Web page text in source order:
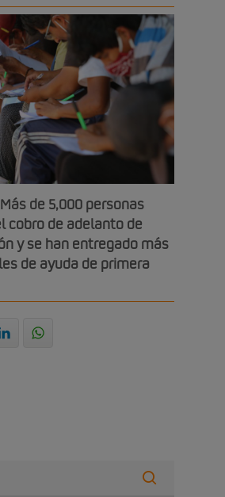
de 5,000 personas
cobro de adelanto de
y se han entregado más
de ayuda de primera